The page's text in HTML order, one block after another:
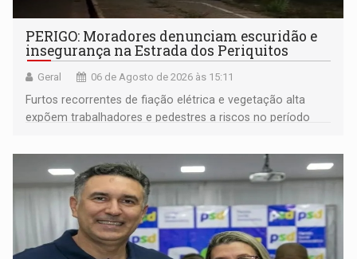
PERIGO: Moradores denunciam escuridão e
insegurança na Estrada dos Periquitos
Geral 06 de Agosto de 2026 às 15:11
Furtos recorrentes de fiação elétrica e vegetação alta
expõem trabalhadores e pedestres a riscos no período